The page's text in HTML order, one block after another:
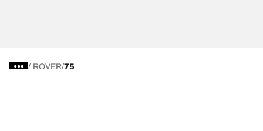
/ ROVER 75